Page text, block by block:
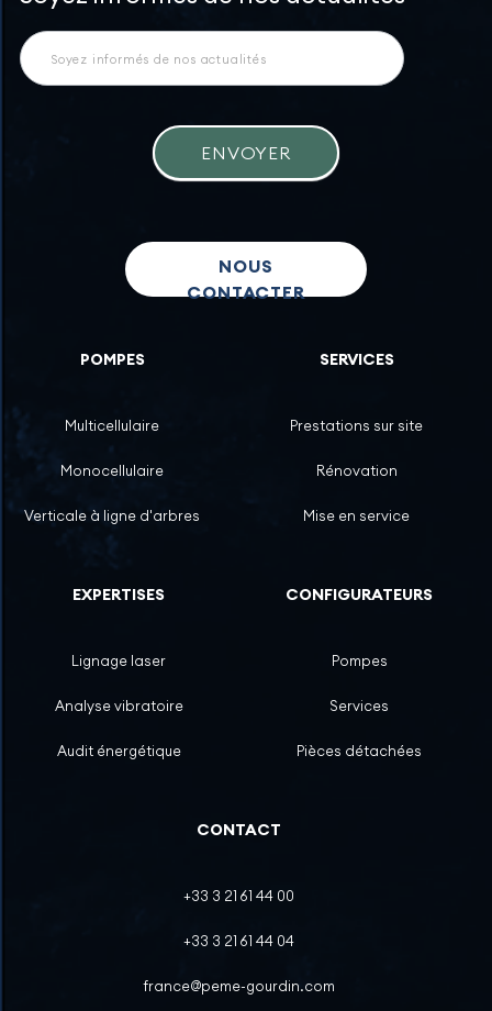
ENVOYER
NOUS
CONTACTER
POMPES
Multicellulaire
Monocellulaire
Verticale à ligne d'arbres
SERVICES
Prestations sur site
Rénovation
Mise en service
EXPERTISES
Lignage laser
Analyse vibratoire
Audit énergétique
CONFIGURATEURS
Pompes
Services
Pièces détachées
CONTACT
+33 3 21 61 44 00
+33 3 21 61 44 04
france@peme-gourdin.com